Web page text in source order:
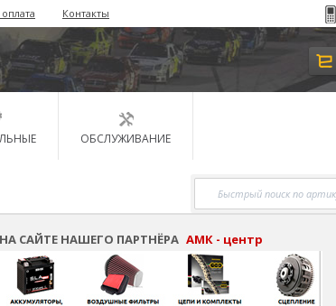
Контакты
ОБСЛУЖИВАНИЕ
САЙТЕ НАШЕГО ПАРТНЁРА АМК - центр